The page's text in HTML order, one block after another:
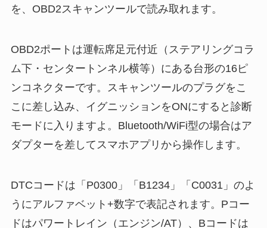
を、OBD2スキャンツールで読み取れます。
OBD2ポートは運転席足元付近（ステアリングコラ
ム下・センタートンネル横等）にある台形の16ピ
ンコネクターです。スキャンツールのプラグをこ
こに差し込み、イグニッションをONにすると診断
モードに入りますよ。Bluetooth/WiFi型の場合はア
ダプターを差してスマホアプリから操作します。
DTCコードは「P0300」「B1234」「C0031」のよ
うにアルファベット+数字で表記されます。Pコー
ドはパワートレイン（エンジン/AT）、Bコードは